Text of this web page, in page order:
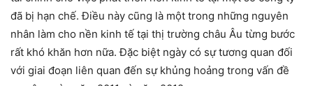
đã bị hạn chế. Điều này cũng là một trong những nguyên
nhân làm cho nền kinh tế tại thị trường châu Âu từng bước
rất khó khăn hơn nữa. Đặc biệt ngày có sự tương quan đối
với giai đoạn liên quan đến sự khủng hoảng trong vấn đề